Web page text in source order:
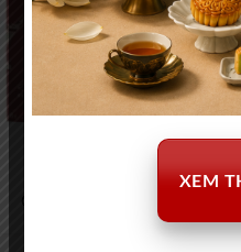
JW Red Label 1000ml
XEM